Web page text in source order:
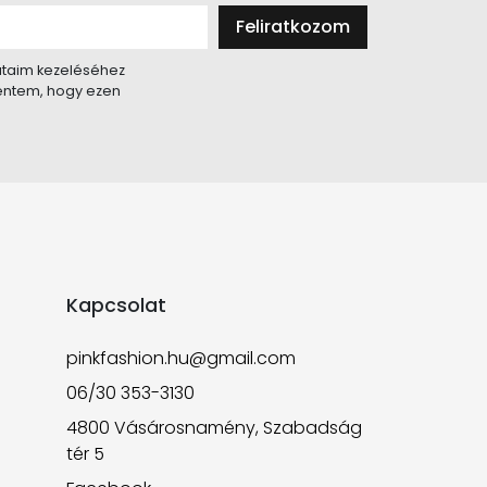
Feliratkozom
kezeléséhez
hogy ezen
Kapcsolat
pinkfashion.hu@gmail.com
06/30 353-3130
4800 Vásárosnamény, Szabadság
tér 5